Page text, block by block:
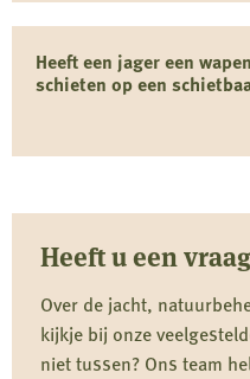
Heeft een jager een
schieten op een
Heeft u een
Over de jacht,
kijkje bij onze
niet tussen? Ons team